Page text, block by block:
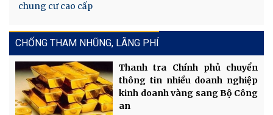
chung cư cao cấp
CHỐNG THAM NHŨNG, LÃNG PHÍ
Thanh tra Chính phủ chuyển
thông tin nhiều doanh nghiệp
kinh doanh vàng sang Bộ Công
an